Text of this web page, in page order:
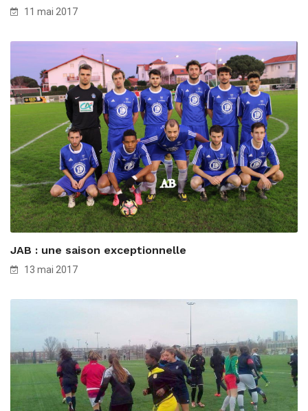
11 mai 2017
JAB : une saison exceptionnelle
13 mai 2017